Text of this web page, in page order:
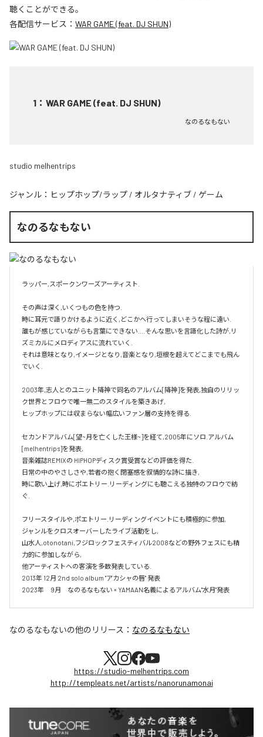
聴くことができる。
各配信サービス： WAR GAME (feat. DJ SHUN)
1 ： WAR GAME (feat. DJ SHUN)
なのるなもない
studio melhentrips
ジャンル： ヒップホップ/ラップ / オルタナティブ / ゲーム
なのるなもない
ラッパー,スポークンワーズアーティスト.
その声は深く,いくつもの色を持つ.
時に耳元で語りかけるように近く,どこかへ行ってしまいそうな程に遠い.
誰もが感じていながらも言葉にできない....そんな思いを言語化した詩が,リ
ズミカルにメロディアスに流れていく.
それは意味となり,イメージとなり,音楽となり,垣根を超えてどこまでも飛ん
でいく.
2003年,志人とのユニット降神で同名のアルバム[降神]を発表,独自のリリッ
ク世界とフロウで唯一無二のスタイルを築きあげ,
ヒップホップには収まらない幅広いファン層の支持を得る.
セカンドアルバム[望~月を亡くした王様~]を経て,2005年にソロ.アルバム
[melhentrips]を発表,
音楽雑誌REMIXの HIPHOPディスク賞受賞などの評価を得た.
日常の中のやさしさや,若者の抱く閉塞感を叙情的な詩に描き,
時に歌い上げ,時にポエトリー.リーディングにも聴こえる独特のフロウで紡
ぐ.
フリースタイルや,ポエトリー.リーディングイベントにも積極的に参加,
ジャンルをクロスオーバーしたライブ活動をし,
山水人,otonotani,フジロックフェスティバル2008などの野外フェスにも精
力的に参加しながら,
他アーティストへの客演を多数発表している.
2013年 12月 2nd solo album "アカシャの唇" 発表
2023年　9月　なのるなもない × YAMAAN名義によるアルバム"水月"発表
なのるなもないの他のリリース： なのるなもない
https://studio-melhentrips.com
http://templeats.net/artists/nanorunamonai